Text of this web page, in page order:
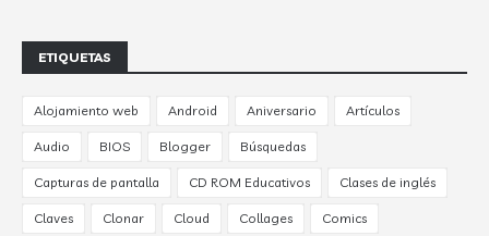
ETIQUETAS
Alojamiento web Android Aniversario Artículos
Audio BIOS Blogger Búsquedas
Capturas de pantalla CD ROM Educativos Clases de inglés
Claves Clonar Cloud Collages Comics